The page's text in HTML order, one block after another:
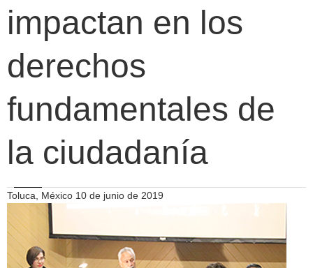
impactan en los
derechos
fundamentales de
la ciudadanía
Toluca, México 10 de junio de 2019